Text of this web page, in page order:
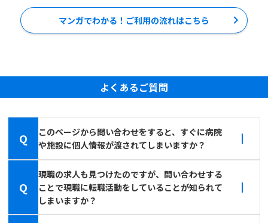
マンガでわかる！ご利用の流れはこちら
よくあるご質問
Q
このページから問い合わせをすると、すぐに病院
や施設に個人情報が渡されてしまいますか？
Q
現職の求人も見つけたのですが、問い合わせする
ことで現職に転職活動をしていることが知られて
しまいますか？